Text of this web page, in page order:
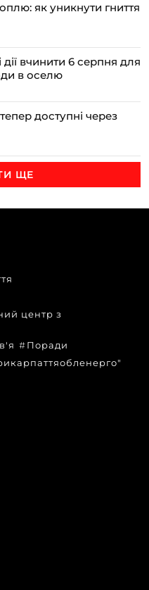
як уникнути гниття
вчинити 6 серпня для
в оселю
доступні через
ЩЕ
центр з
Поради